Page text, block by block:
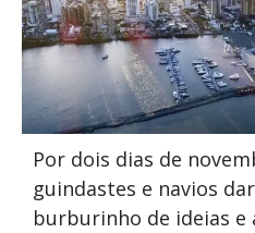
Por dois dias de
guindastes e navios
burburinho de ideias